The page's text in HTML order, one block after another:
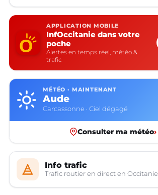
APPLICATION MOBILE
InfOccitanie dans votre
poche
Alertes en temps réel, météo &
trafic
MÉTÉO · MAINTENANT
Aude
Carcassonne · Ciel dégagé
Consulter ma météo›
Info trafic
Trafic routier en direct en Occitanie